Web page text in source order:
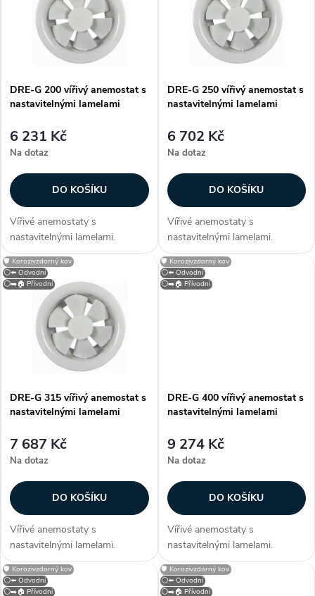
í
p
r
o
d
u
k
Abecedně
s
p
r
o
d
u
ů
DRE-G 200 vířivý anemostat s
nastavitelnými lamelami
6 231 Kč
Na dotaz
DO KOŠÍKU
Vířivé anemostaty s
nastavitelnými lamelami.
Konstrukce Anemostaty jsou
vyrobeny z hliníku, lamely z
ocelového plechu. Anemostat
je opatřen bílou vypalovací
barvou (RAL 9010)....
DRE-G 250 vířivý anemostat s
nastavitelnými lamelami
6 702 Kč
Na dotaz
DO KOŠÍKU
Vířivé anemostaty s
nastavitelnými lamelami.
Konstrukce Anemostaty jsou
vyrobeny z hliníku, lamely z
ocelového plechu. Anemostat
⚪⬅️ Odvodní
⚪➡️🏠 Přívodní
🛡️ Korozivzdorný kov
DRE-G 315 vířivý anemostat s
nastavitelnými lamelami
7 687 Kč
Na dotaz
DO KOŠÍKU
Vířivé anemostaty s
nastavitelnými lamelami.
Konstrukce Anemostaty jsou
vyrobeny z hliníku, lamely z
ocelového plechu. Anemostat
⚪⬅️ Odvodní
⚪➡️🏠 Přívodní
🛡️ Korozivzdorný kov
DRE-G 400 vířivý anemostat s
nastavitelnými lamelami
9 274 Kč
Na dotaz
DO KOŠÍKU
Vířivé anemostaty s
nastavitelnými lamelami.
Konstrukce Anemostaty jsou
vyrobeny z hliníku, lamely z
ocelového plechu. Anemostat
⚪⬅️ Odvodní
⚪➡️🏠 Přívodní
🛡️ Korozivzdorný kov
⚪⬅️ Odvodní
⚪➡️🏠 Přívodní
🛡️ Korozivzdorný kov